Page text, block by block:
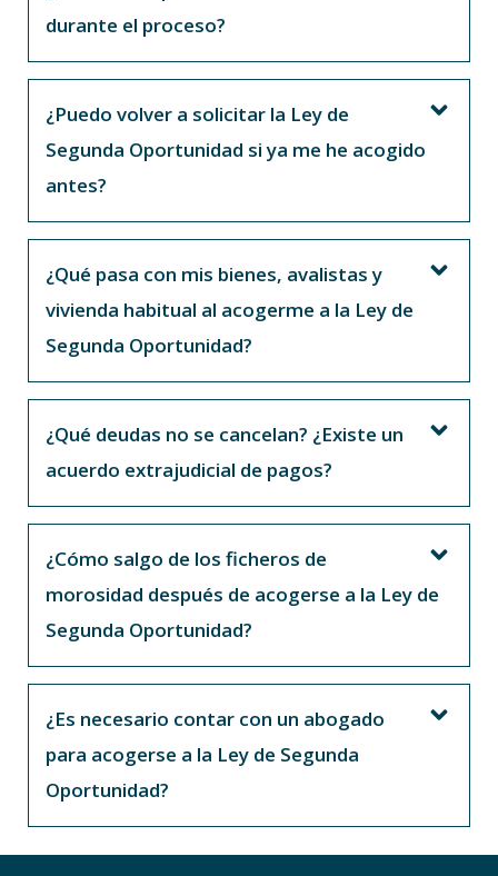
durante el proceso?
¿Puedo volver a solicitar la Ley de
Segunda Oportunidad si ya me he acogido
antes?
¿Qué pasa con mis bienes, avalistas y
vivienda habitual al acogerme a la Ley de
Segunda Oportunidad?
¿Qué deudas no se cancelan? ¿Existe un
acuerdo extrajudicial de pagos?
¿Cómo salgo de los ficheros de
morosidad después de acogerse a la Ley de
Segunda Oportunidad?
¿Es necesario contar con un abogado
para acogerse a la Ley de Segunda
Oportunidad?